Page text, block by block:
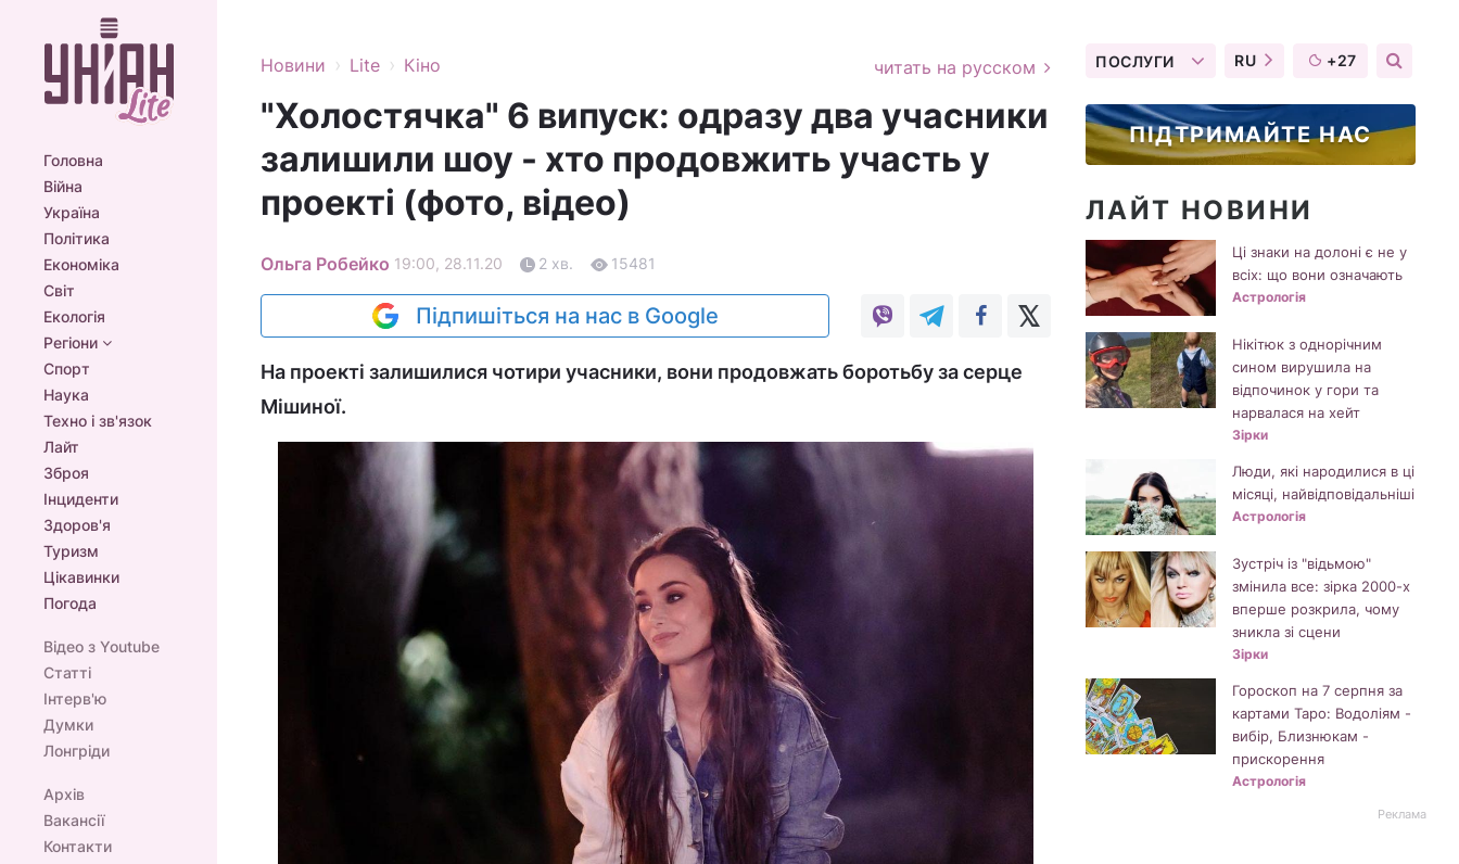
Головна
Війна
Україна
Політика
Економіка
Світ
Екологія
Регіони
Спорт
Наука
Техно і зв'язок
Лайт
Зброя
Інциденти
Здоров'я
Туризм
Цікавинки
Погода
Відео з Youtube
Статті
Інтерв'ю
Думки
Лонгріди
Архів
Вакансії
Контакти
Новини › Lite › Кіно читать на русском
"Холостячка" 6 випуск: одразу два учасники
залишили шоу - хто продовжить участь у
проекті (фото, відео)
Ольга Робейко 19:00, 28.11.20 2 хв. 15481
Підпишіться на нас в Google
На проекті залишилися чотири учасники, вони продовжать боротьбу за серце
Мішиної.
ПОСЛУГИ RU +27
ПІДТРИМАЙТЕ НАС
ЛАЙТ НОВИНИ
Ці знаки на долоні є не у
всіх: що вони означають
Астрологія
Нікітюк з однорічним
сином вирушила на
відпочинок у гори та
нарвалася на хейт
Зірки
Люди, які народилися в ці
місяці, найвідповідальніші
Астрологія
Зустріч із "відьмою"
змінила все: зірка 2000-х
вперше розкрила, чому
зникла зі сцени
Зірки
Гороскоп на 7 серпня за
картами Таро: Водоліям -
вибір, Близнюкам -
прискорення
Астрологія
Реклама